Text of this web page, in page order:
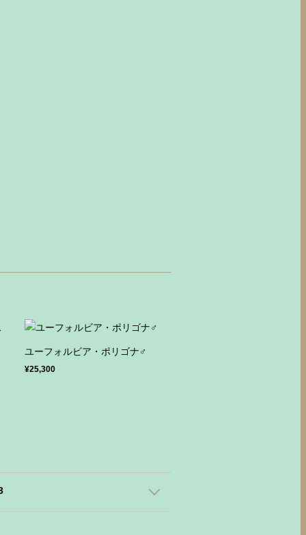
ユーフォルビア・ポリゴナ♂
¥25,300